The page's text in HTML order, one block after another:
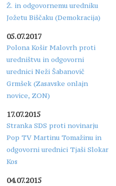
Ž. in odgovornemu uredniku
Jožetu Biščaku (Demokracija)
05.07.2017
Polona Košir Malovrh proti
uredništvu in odgovorni
urednici Neži Šabanovič
Grmšek (Zasavske onlajn
novice, ZON)
17.07.2015
Stranka SDS proti novinarju
Pop TV Martinu Tomažinu in
odgovorni urednici Tjaši Slokar
Kos
04.07.2015